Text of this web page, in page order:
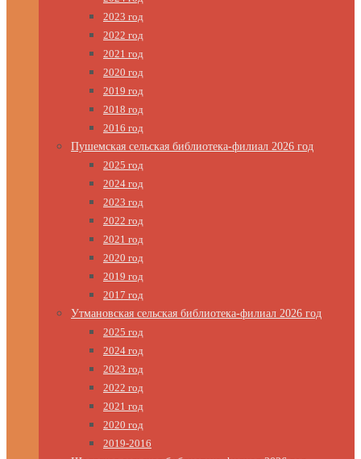
2023 год
2022 год
2021 год
2020 год
2019 год
2018 год
2016 год
Пушемская сельская библиотека-филиал 2026 год
2025 год
2024 год
2023 год
2022 год
2021 год
2020 год
2019 год
2017 год
Утмановская сельская библиотека-филиал 2026 год
2025 год
2024 год
2023 год
2022 год
2021 год
2020 год
2019-2016